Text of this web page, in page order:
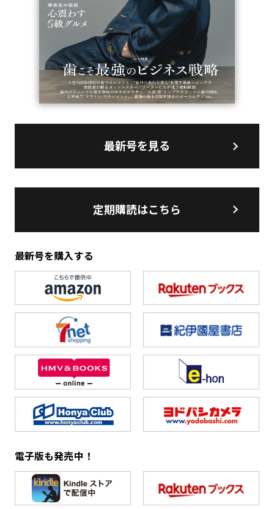
最新号を見る
定期購読はこちら
最新号を購入する
電子版も発売中！